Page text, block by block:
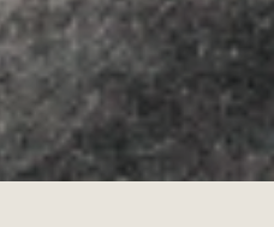
POLÍTICA DE PRIVACITAT ·